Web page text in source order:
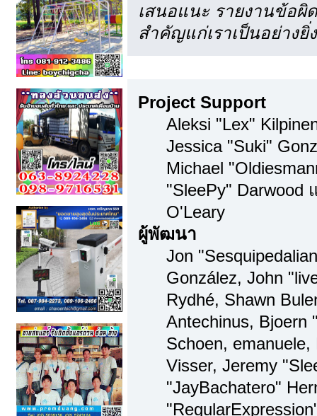
เสนอแนะ รายงานข้อผิ
สำคัญแก่เราเป็นอย่างยิ่ง
Project Support
Aleksi "Lex"
Jessica "Suki"
Michael
"SleePy" Darwood
O'Leary
ผู้พัฒนา
Jon
González, John
Rydhé, Shawn
Antechinus, Bjoern
Schoen,
Visser, Jeremy
"JayBachatero"